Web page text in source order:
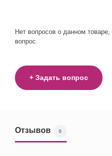
Нет вопросов о данном
вопрос.
+ Задать вопрос
Отзывов 0